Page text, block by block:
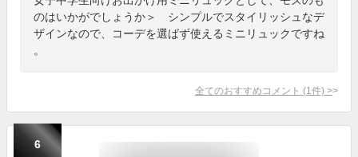
のはいかがでしょうか＞ シンプルでスタイリッシュなデ
ザインなので、コーデを選ばず使えるミニリュックですね
。
全てのおすすめコメント (1 件) >
6